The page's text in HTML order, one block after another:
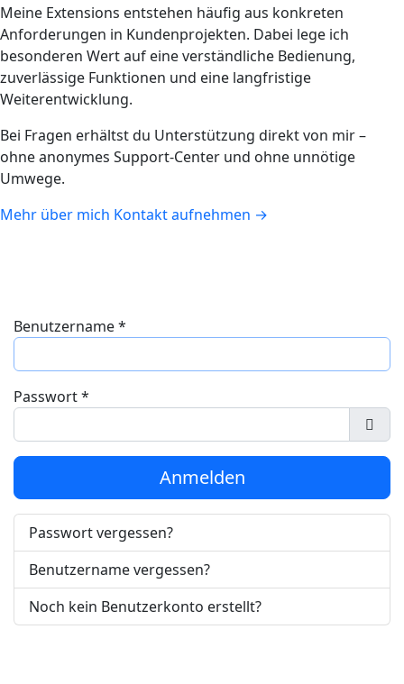
Meine Extensions entstehen häufig aus konkreten
Anforderungen in Kundenprojekten. Dabei lege ich
besonderen Wert auf eine verständliche Bedienung,
zuverlässige Funktionen und eine langfristige
Weiterentwicklung.
Bei Fragen erhältst du Unterstützung direkt von mir –
ohne anonymes Support-Center und ohne unnötige
Umwege.
Mehr über mich Kontakt aufnehmen →
Benutzername*
Passwort*
Anmelden
Passwort vergessen?
Benutzername vergessen?
Noch kein Benutzerkonto erstellt?